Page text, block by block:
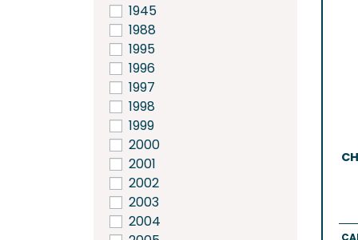
1945
1988
1995
1996
1997
1998
1999
2000
2001
2002
2003
2004